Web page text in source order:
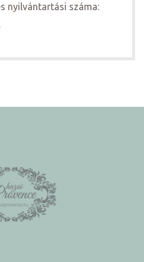
nyilvántartási száma: